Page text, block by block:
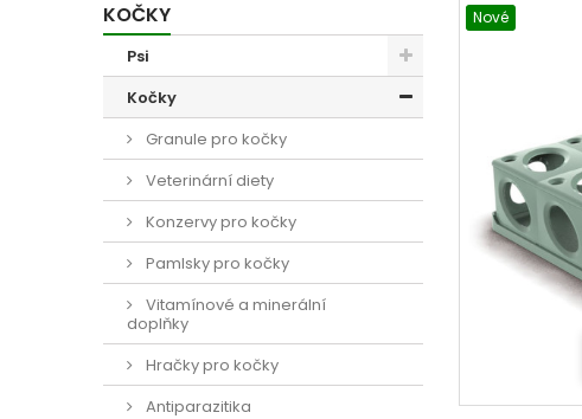
KOČKY
Psi
Kočky
Granule pro kočky
Veterinární diety
Konzervy pro kočky
Pamlsky pro kočky
Vitamínové a minerální
doplňky
Hračky pro kočky
Antiparazitika
Nové